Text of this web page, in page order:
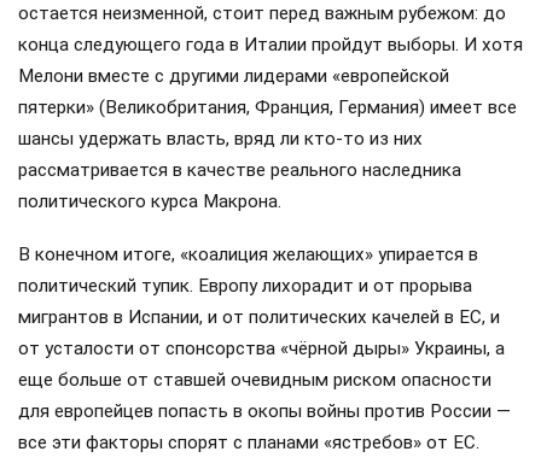
остается неизменной, стоит перед важным рубежом: до
конца следующего года в Италии пройдут выборы. И хотя
Мелони вместе с другими лидерами «европейской
пятерки» (Великобритания, Франция, Германия) имеет все
шансы удержать власть, вряд ли кто-то из них
рассматривается в качестве реального наследника
политического курса Макрона.
В конечном итоге, «коалиция желающих» упирается в
политический тупик. Европу лихорадит и от прорыва
мигрантов в Испании, и от политических качелей в ЕС, и
от усталости от спонсорства «чёрной дыры» Украины, а
еще больше от ставшей очевидным риском опасности
для европейцев попасть в окопы войны против России —
все эти факторы спорят с планами «ястребов» от ЕС.